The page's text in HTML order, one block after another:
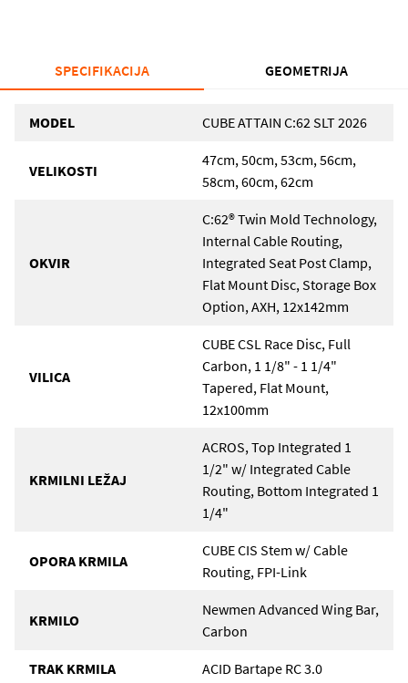
SPECIFIKACIJA GEOMETRIJA
MODEL CUBE ATTAIN C:62 SLT 2026
VELIKOSTI
47cm, 50cm, 53cm, 56cm,
58cm, 60cm, 62cm
OKVIR
C:62® Twin Mold Technology,
Internal Cable Routing,
Integrated Seat Post Clamp,
Flat Mount Disc, Storage Box
Option, AXH, 12x142mm
VILICA
CUBE CSL Race Disc, Full
Carbon, 1 1/8" - 1 1/4"
Tapered, Flat Mount,
12x100mm
KRMILNI LEŽAJ
ACROS, Top Integrated 1
1/2" w/ Integrated Cable
Routing, Bottom Integrated 1
1/4"
OPORA KRMILA
CUBE CIS Stem w/ Cable
Routing, FPI-Link
KRMILO
Newmen Advanced Wing Bar,
Carbon
TRAK KRMILA ACID Bartape RC 3.0